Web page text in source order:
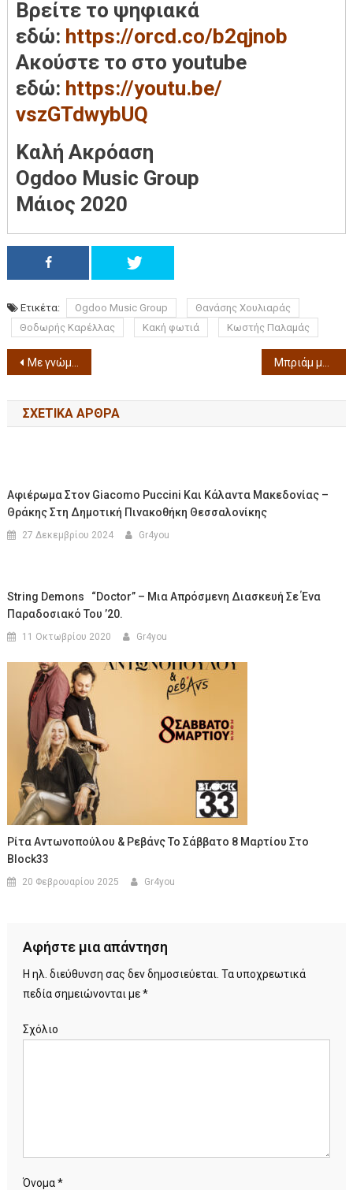
Βρείτε το ψηφιακά
εδώ: https://orcd.co/b2qjnob
Ακούστε το στο youtube
εδώ: https://youtu.be/
vszGTdwybUQ
Καλή Ακρόαση
Ogdoo Music Group
Μάιος 2020
Ετικέτα: Ogdoo Music Group
Θανάσης Χουλιαράς
Θοδωρής Καρέλλας
Κακή φωτιά Κωστής Παλαμάς
Με γνώμονα την ασφάλεια και την υγεία εκθετών και επισκεπτών η φετινή 85 η ΔΕΘ
ΣΧΕΤΙΚΆ ΆΡΘΡΑ
Αφιέρωμα Στον Giacomo Puccini Και Κάλαντα Μακεδονίας –
Θράκης Στη Δημοτική Πινακοθήκη Θεσσαλονίκης
27 Δεκεμβρίου 2024 Gr4you
String Demons “Doctor” – Μια Απρόσμενη Διασκευή Σε Ένα
Παραδοσιακό Του ’20.
11 Οκτωβρίου 2020 Gr4you
Ρίτα Αντωνοπούλου & Ρεβάνς Το Σάββατο 8 Μαρτίου Στο
Block33
20 Φεβρουαρίου 2025 Gr4you
Αφήστε μια απάντηση
Η ηλ. διεύθυνση σας δεν δημοσιεύεται. Τα υποχρεωτικά
πεδία σημειώνονται με*
Σχόλιο
Όνομα*